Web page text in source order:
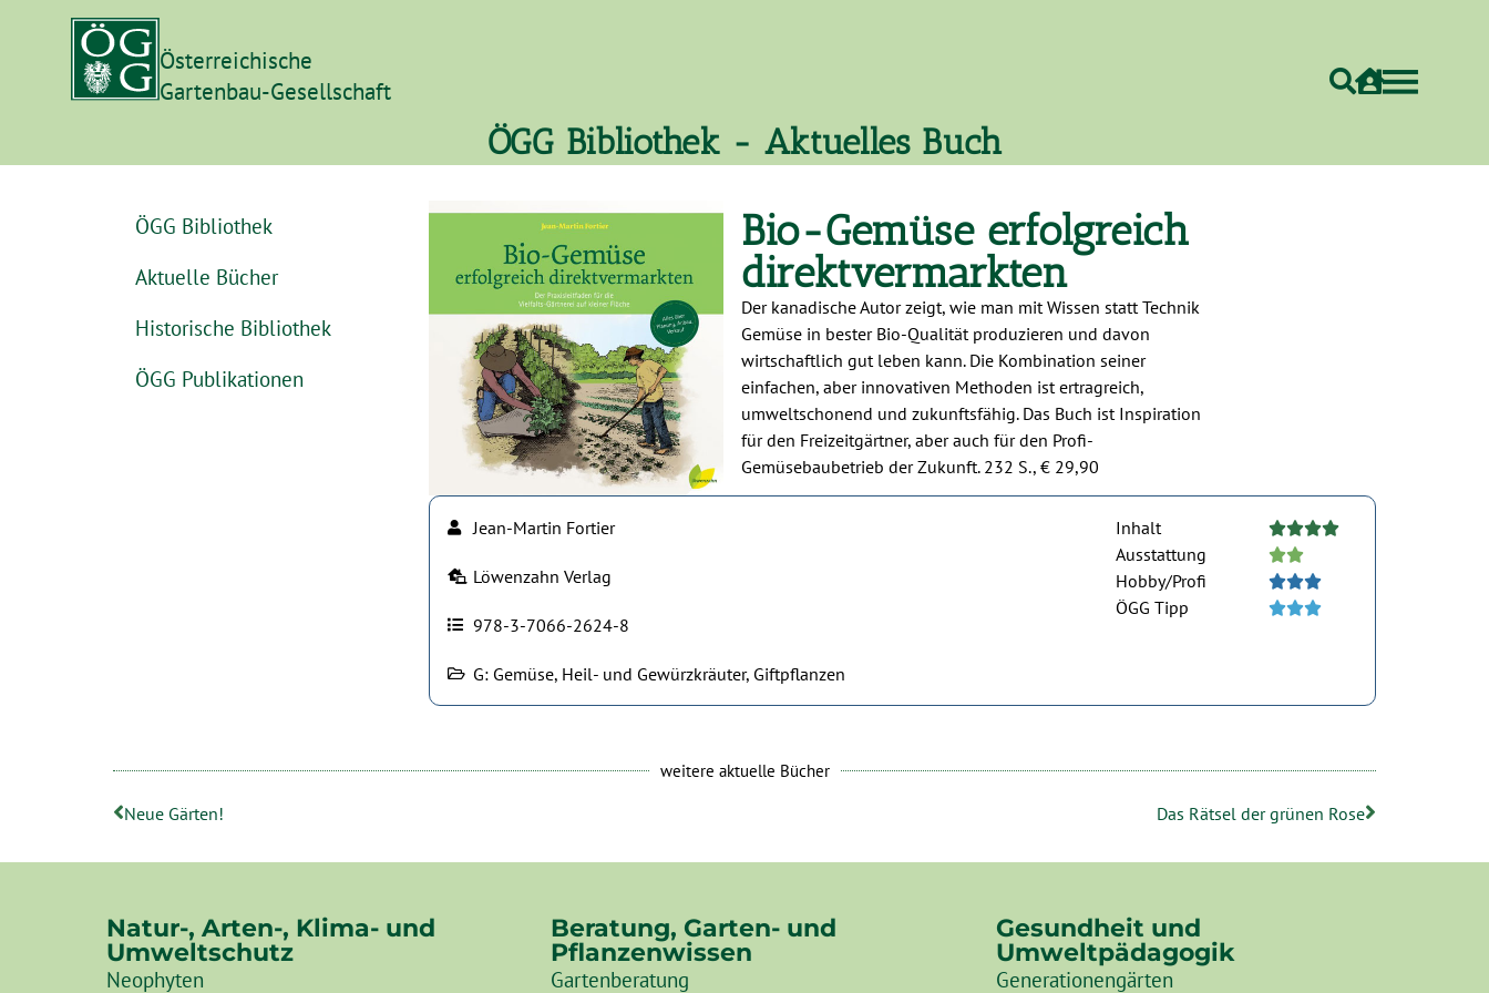
Österreichische
Gartenbau-Gesellschaft
ÖGG Bibliothek - Aktuelles Buch
ÖGG Bibliothek
Aktuelle Bücher
Historische Bibliothek
ÖGG Publikationen
Bio-Gemüse erfolgreich
direktvermarkten
Der kanadische Autor zeigt, wie man mit Wissen statt Technik
Gemüse in bester Bio-Qualität produzieren und davon
wirtschaftlich gut leben kann. Die Kombination seiner
einfachen, aber innovativen Methoden ist ertragreich,
umweltschonend und zukunftsfähig. Das Buch ist Inspiration
für den Freizeitgärtner, aber auch für den Profi-
Gemüsebaubetrieb der Zukunft. 232 S., € 29,90
Jean-Martin Fortier
Löwenzahn Verlag
978-3-7066-2624-8
G: Gemüse, Heil- und Gewürzkräuter, Giftpflanzen
Inhalt 
Ausstattung 
Hobby/Profi 
ÖGG Tipp 
weitere aktuelle Bücher
Neue Gärten! Das Rätsel der grünen Rose
Natur-, Arten-, Klima- und
Umweltschutz
Neophyten
Beratung, Garten- und
Pflanzenwissen
Gartenberatung
Gesundheit und
Umweltpädagogik
Generationengärten